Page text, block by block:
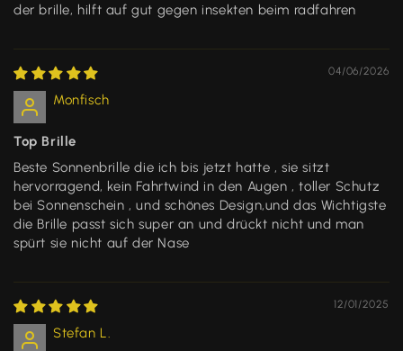
der brille, hilft auf gut gegen insekten beim radfahren
04/06/2026
Monfisch
Top Brille
Beste Sonnenbrille die ich bis jetzt hatte , sie sitzt
hervorragend, kein Fahrtwind in den Augen , toller Schutz
bei Sonnenschein , und schönes Design,und das Wichtigste
die Brille passt sich super an und drückt nicht und man
spürt sie nicht auf der Nase
12/01/2025
Stefan L.